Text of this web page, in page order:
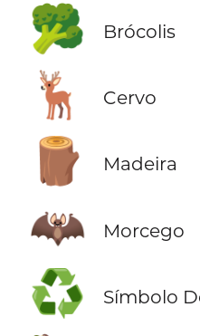
🥦 Brócolis
🦌 Cervo
🪵 Madeira
🦇 Morcego
♻️ Símbolo